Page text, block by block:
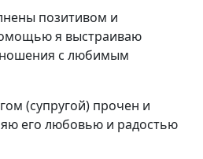
позитивом и
я выстраиваю
с любимым
(супругой) прочен и
его любовью и радостью